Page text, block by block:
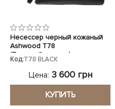
Несессер черный кожаный
Ashwood T78
(Великобритания)
Код:T78 BLACK
Цена: 3 600 грн
КУПИТЬ